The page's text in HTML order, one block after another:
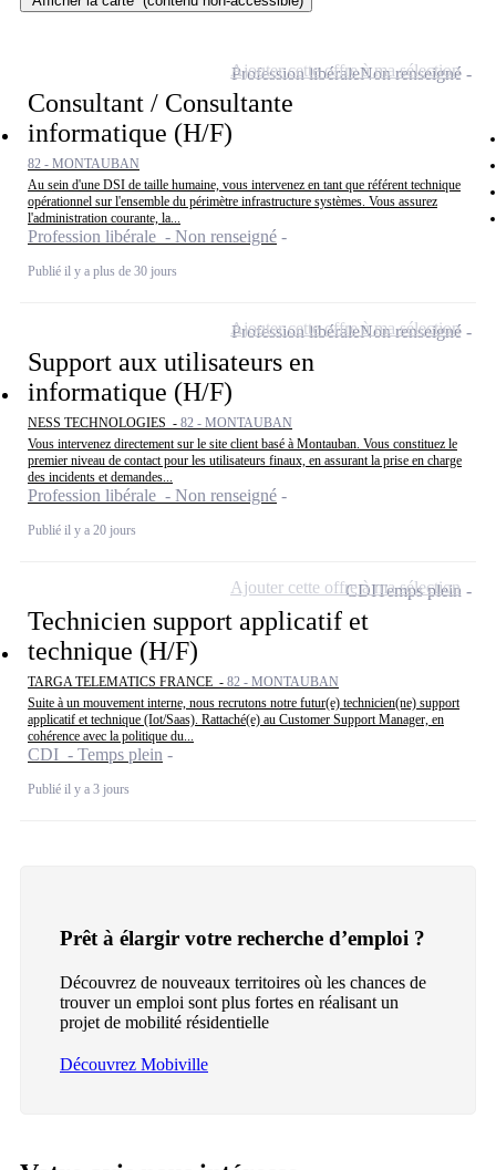
Consultant / Consultante
informatique (H/F)
82 - MONTAUBAN
Au sein d'une DSI de taille humaine, vous intervenez en tant que référent technique
opérationnel sur l'ensemble du périmètre infrastructure systèmes. Vous assurez
l'administration courante, la...
Profession libérale - Non renseigné
Publié il y a plus de 30 jours
Profession libéraleNon renseigné
Ajouter cette offre à ma sélection
Support aux utilisateurs en
informatique (H/F)
NESS TECHNOLOGIES - 82 - MONTAUBAN
Vous intervenez directement sur le site client basé à Montauban. Vous constituez le
premier niveau de contact pour les utilisateurs finaux, en assurant la prise en charge
des incidents et demandes...
Profession libérale - Non renseigné
Publié il y a 20 jours
Profession libéraleNon renseigné
Ajouter cette offre à ma sélection
Technicien support applicatif et
technique (H/F)
TARGA TELEMATICS FRANCE - 82 - MONTAUBAN
Suite à un mouvement interne, nous recrutons notre futur(e) technicien(ne) support
applicatif et technique (Iot/Saas). Rattaché(e) au Customer Support Manager, en
cohérence avec la politique du...
CDI - Temps plein
Publié il y a 3 jours
CDITemps plein
Ajouter cette offre à ma sélection
Prêt à élargir votre recherche d’emploi ?
Découvrez de nouveaux territoires où les chances de
trouver un emploi sont plus fortes en réalisant un
projet de mobilité résidentielle
Découvrez Mobiville